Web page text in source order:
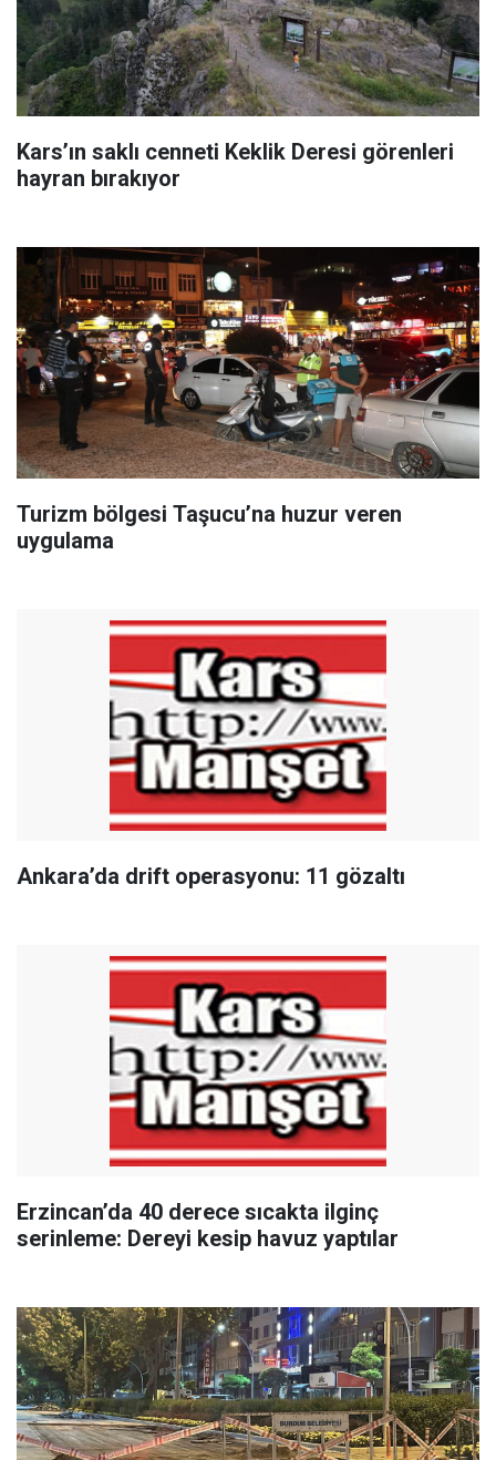
Kars’ın saklı cenneti Keklik Deresi görenleri
hayran bırakıyor
Turizm bölgesi Taşucu’na huzur veren
uygulama
Ankara’da drift operasyonu: 11 gözaltı
Erzincan’da 40 derece sıcakta ilginç
serinleme: Dereyi kesip havuz yaptılar